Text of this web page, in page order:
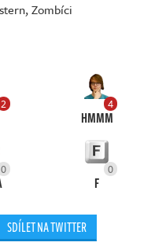
,Zombíci
2 4
HMMM
0 0
F
SDÍLET NA TWITTER